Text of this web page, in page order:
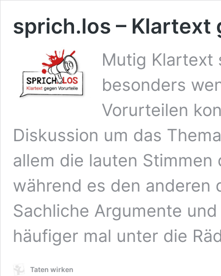
sprich.los – Klartext
Mutig Klartext
besonders
Vorurteilen
Diskussion um das
allem die lauten
während es den anderen
Sachliche Argumente
häufiger mal unter die
Taten wirken